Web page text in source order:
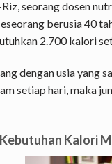
seorang dosen
berusia 40
2.700 kalori
dengan usia yang
setiap hari, maka
Kebutuhan Kalori